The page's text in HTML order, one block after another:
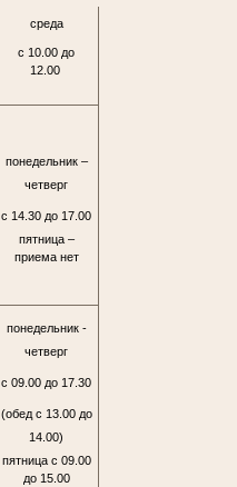
среда
с 10.00 до
12.00
понедельник –
четверг
с 14.30 до 17.00
пятница –
приема нет
понедельник -
четверг
с 09.00 до 17.30
(обед с 13.00 до
14.00)
пятница с 09.00
до 15.00